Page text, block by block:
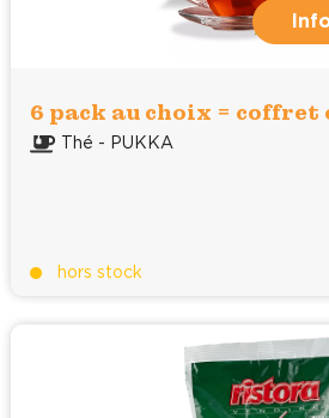
6 pack au choix =
Thé - PUKKA
hors stock